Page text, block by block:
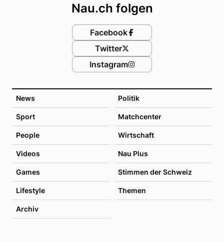
News Politik
Sport Matchcenter
People Wirtschaft
Videos Nau Plus
Games Stimmen der Schweiz
Lifestyle Themen
Archiv
Nau.ch folgen
Facebook
Twitter
Instagram